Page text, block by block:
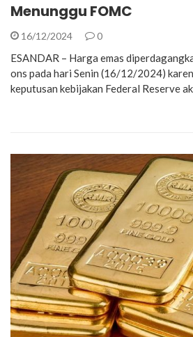
Menunggu FOMC
16/12/2024 0
ESANDAR – Harga emas
ons pada hari Senin (16/12/2024)
keputusan kebijakan Federal Reserve